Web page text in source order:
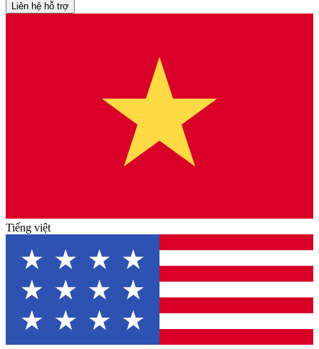
Liên hệ hỗ trợ
Tiếng việt